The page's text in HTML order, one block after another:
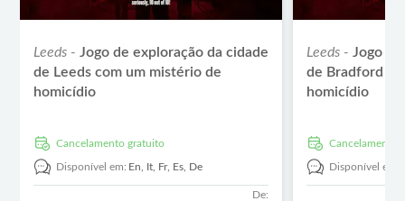
Leeds -Jogo de exploração da cidade
de Leeds com um mistério de
homicídio
Cancelamento gratuito
Disponível em: En, It, Fr, Es, De
De:
Leeds -Jogo
de Bradford
homicídio
Cancelamento
Disponível em: